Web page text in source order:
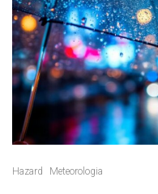
Hazard Meteorologia